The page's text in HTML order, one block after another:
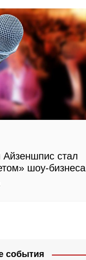
стал
шоу-бизнеса
события